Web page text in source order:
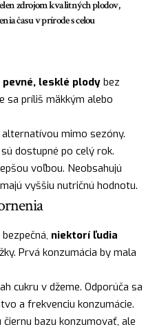
zdrojom kvalitných plodov,
času v prírode s celou
pevné, lesklé plody bez
sa príliš mäkkým alebo
mimo sezóny.
dostupné po celý rok.
voľbou. Neobsahujú
vyššiu nutričnú hodnotu.
niektorí ľudia
Prvá konzumácia by mala
cukru v džeme. Odporúča sa
a frekvenciu konzumácie.
bazu konzumovať, ale